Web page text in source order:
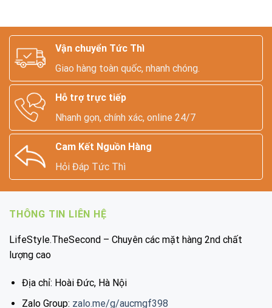
Vận chuyển Tức Thì
Giao hàng toàn quốc, nhanh chóng.
Hỗ trợ trực tiếp
Nhanh gọn, chính xác, online 24/7
Cam Kết Nguồn Hàng
Hỏi Đáp Tức Thì
THÔNG TIN LIÊN HỆ
LifeStyle.TheSecond – Chuyên các mặt hàng 2nd chất
lượng cao
Địa chỉ: Hoài Đức, Hà Nội
Zalo Group: zalo.me/g/aucmgf398